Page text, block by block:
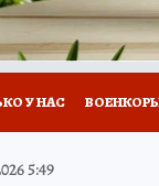
У НАС
В КРЫМУ
5:49